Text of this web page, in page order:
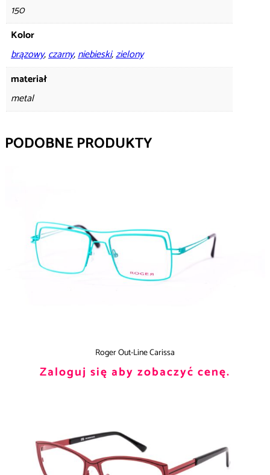
150
Kolor
brązowy,czarny,niebieski,zielony
materiał
metal
PODOBNE PRODUKTY
Roger Out-Line Carissa
Zaloguj się aby zobaczyć cenę.